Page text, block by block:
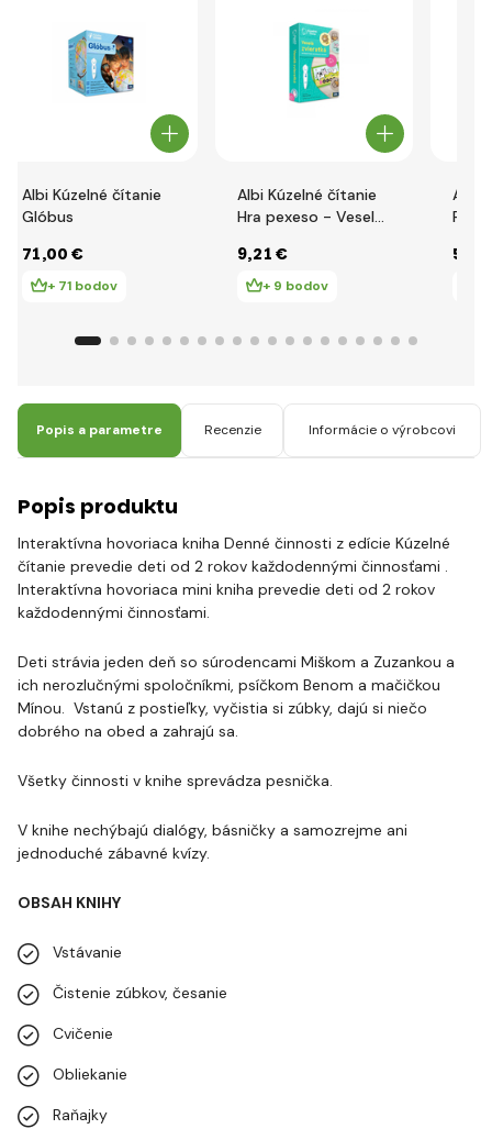
Albi Kúzelné čítanie
Glóbus
71,00 €
+ 71 bodov
Albi Kúzelné čítanie
Hra pexeso - Veselé
9,21 €
+ 9 bodov
Albi
59
Popis a parametre Recenzie Informácie o výrobcovi
Popis produktu
Interaktívna hovoriaca kniha Denné činnosti z edície Kúzelné
čítanie prevedie deti od 2 rokov každodennými činnosťami .
Interaktívna hovoriaca mini kniha prevedie deti od 2 rokov
každodennými činnosťami.
Deti strávia jeden deň so súrodencami Miškom a Zuzankou a
ich nerozlučnými spoločníkmi, psíčkom Benom a mačičkou
Mínou. Vstanú z postieľky, vyčistia si zúbky, dajú si niečo
dobrého na obed a zahrajú sa.
Všetky činnosti v knihe sprevádza pesnička.
V knihe nechýbajú dialógy, básničky a samozrejme ani
jednoduché zábavné kvízy.
OBSAH KNIHY
Vstávanie
Čistenie zúbkov, česanie
Cvičenie
Obliekanie
Raňajky